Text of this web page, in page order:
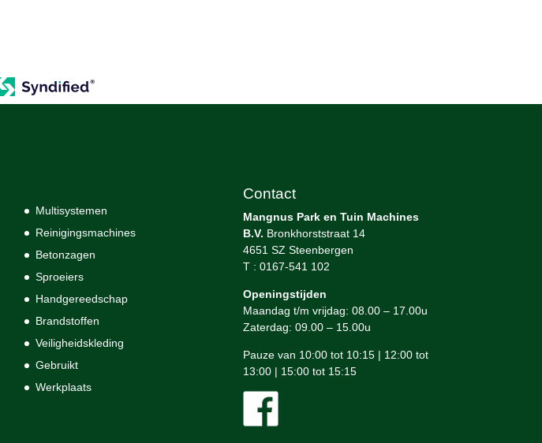
Multisystemen
Reinigingsmachines
Betonzagen
Sproeiers
Handgereedschap
Brandstoffen
Veiligheidskleding
Gebruikt
Werkplaats
Contact
Mangnus Park en Tuin Machines
B.V. Bronkhorststraat 14
4651 SZ Steenbergen
T : 0167-541 102
Openingstijden
Maandag t/m vrijdag: 08.00 – 17.00u
Zaterdag: 09.00 – 15.00u
Pauze van 10:00 tot 10:15 | 12:00 tot
13:00 | 15:00 tot 15:15